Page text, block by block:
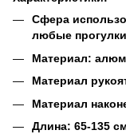
Сфера
любые
Материал:
Материал
Материал
Длина: 65-135